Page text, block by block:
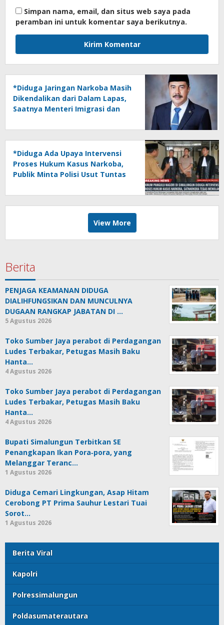
Simpan nama, email, dan situs web saya pada
peramban ini untuk komentar saya berikutnya.
*Diduga Jaringan Narkoba Masih
Dikendalikan dari Dalam Lapas,
Saatnya Menteri Imigrasi dan
Tegas*
*Diduga Ada Upaya Intervensi
Proses Hukum Kasus Narkoba,
Publik Minta Polisi Usut Tuntas
View More
Berita
PENJAGA KEAMANAN DIDUGA
DIALIHFUNGSIKAN DAN MUNCULNYA
DUGAAN RANGKAP JABATAN DI …
5 Agustus 2026
Toko Sumber Jaya perabot di Perdagangan
Ludes Terbakar, Petugas Masih Baku
Hanta…
4 Agustus 2026
Toko Sumber Jaya perabot di Perdagangan
Ludes Terbakar, Petugas Masih Baku
Hanta…
4 Agustus 2026
Bupati Simalungun Terbitkan SE
Penangkapan Ikan Pora‑pora, yang
Melanggar Teranc…
1 Agustus 2026
Diduga Cemari Lingkungan, Asap Hitam
Cerobong PT Prima Sauhur Lestari Tuai
Sorot…
1 Agustus 2026
Berita Viral
Kapolri
Polressimalungun
Poldasumaterautara